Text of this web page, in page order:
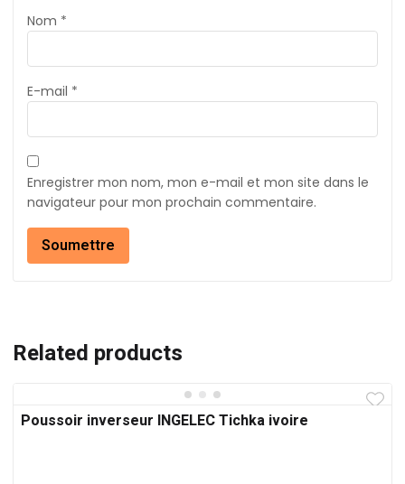
Nom *
E-mail *
Enregistrer mon nom, mon e-mail et mon site dans le
navigateur pour mon prochain commentaire.
Related products
Poussoir inverseur INGELEC Tichka ivoire